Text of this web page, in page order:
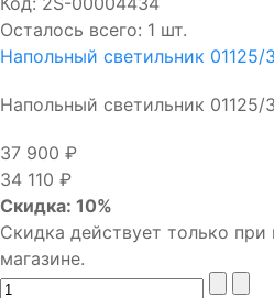
Осталось всего: 1 шт.
Напольный светильник 01125/3
Напольный светильник 01125/3
37 900 ₽
34 110 ₽
Скидка: 10%
Скидка действует только при
магазине.